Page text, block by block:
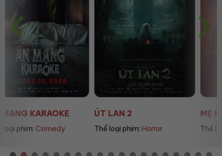
ÚT LAN 2
Thể loại phim:Horror
MẸ MÌN
Thể loại phim:Drama